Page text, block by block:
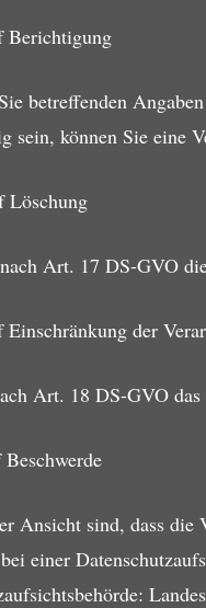
Berichtigung
betreffenden
sein, können Sie eine
Löschung
Art. 17 DS-GVO
Einschränkung der
Art. 18 DS-GVO
Ansicht sind, dass die
einer